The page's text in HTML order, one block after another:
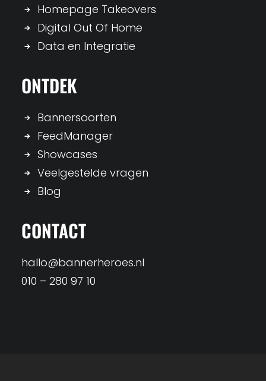
Homepage Takeovers
Digital Out Of Home
Data en Integratie
ONTDEK
Bannersoorten
FeedManager
Showcases
Veelgestelde vragen
Blog
CONTACT
hallo@bannerheroes.nl
010 – 280 97 10